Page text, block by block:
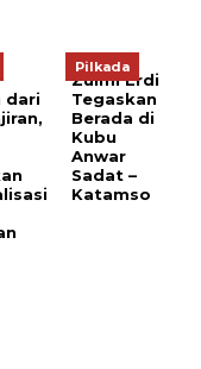
dari
Pilkada
Zulmi Erdi
Tegaskan
Berada di
Kubu
Anwar
Sadat –
Katamso